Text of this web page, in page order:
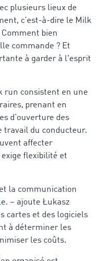
plusieurs lieux de
c’est-à-dire le Milk
bien
commande ? Et
à garder à l'esprit
run consistent en une
prenant en
d’ouverture des
travail du conducteur.
affecter
exige flexibilité et
la communication
– ajoute Łukasz
cartes et des logiciels
à déterminer les
les coûts.